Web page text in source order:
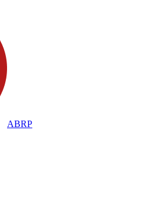
ABRP